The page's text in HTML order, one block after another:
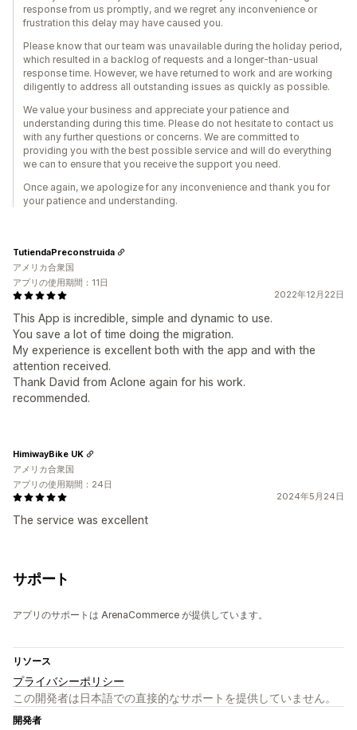
response from us promptly, and we regret any inconvenience or
frustration this delay may have caused you.
Please know that our team was unavailable during the holiday period,
which resulted in a backlog of requests and a longer-than-usual
response time. However, we have returned to work and are working
diligently to address all outstanding issues as quickly as possible.
We value your business and appreciate your patience and
understanding during this time. Please do not hesitate to contact us
with any further questions or concerns. We are committed to
providing you with the best possible service and will do everything
we can to ensure that you receive the support you need.
Once again, we apologize for any inconvenience and thank you for
your patience and understanding.
2022年12月22日
This App is incredible, simple and dynamic to use.
You save a lot of time doing the migration.
My experience is excellent both with the app and with the
attention received.
Thank David from Aclone again for his work.
recommended.
TutiendaPreconstruida
アメリカ合衆国
アプリの使用期間：11日
2024年5月24日
The service was excellent
HimiwayBike UK
アメリカ合衆国
アプリの使用期間：24日
サポート
アプリのサポートは ArenaCommerce が提供しています。
リソース
プライバシーポリシー
この開発者は日本語での直接的なサポートを提供していません。
開発者